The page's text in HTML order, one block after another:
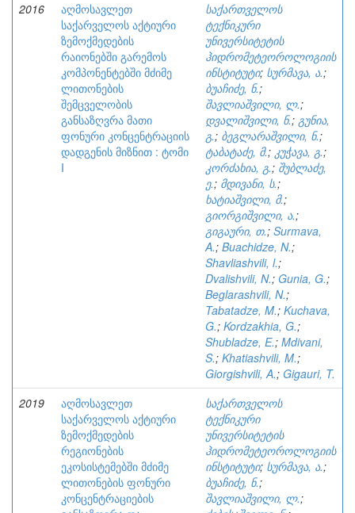
2016
აღმოსავლეთ
საქარველოს აქტიური
ზემოქმედების
რაიონებში გარემოს
კომპონენტებში მძიმე
ლითონების
შემცველობის
განსაზღვრა მათი
ფონური კონცენტრაციის
დადგენის მიზნით : ტომი
I
საქართველოს
ტექნიკური
უნივერსიტეტის
ჰიდრომეტეოროლოგიის
ინსტიტუტი; სურმავა, ა.;
ბუაჩიძე, ნ.;
შავლიაშვილი, ლ.;
დვალიშვილი, ნ.; გუნია,
გ.; ბეგლარაშვილი, ნ.;
ტაბატაძე, მ.; კუჭავა, გ.;
კორძახია, გ.; შუბლაძე,
ე.; მდივანი, ს.;
ხატიაშვილი, მ.;
გიორგიშვილი, ა.;
გიგაური, თ.; Surmava,
A.; Buachidze, N.;
Shavliashvili, l.;
Dvalishvili, N.; Gunia, G.;
Beglarashvili, N.;
Tabatadze, M.; Kuchava,
G.; Kordzakhia, G.;
Shubladze, E.; Mdivani,
S.; Khatiashvili, M.;
Giorgishvili, A.; Gigauri, T.
2019
აღმოსავლეთ
საქარველოს აქტიური
ზემოქმედების
რეგიონების
ეკოსისტემებში მძიმე
ლითონების ფონური
კონცენტრაციების
საქართველოს
ტექნიკური
უნივერსიტეტის
ჰიდრომეტეოროლოგიის
ინსტიტუტი; სურმავა, ა.;
ბუაჩიძე, ნ.;
შავლიაშვილი, ლ.;